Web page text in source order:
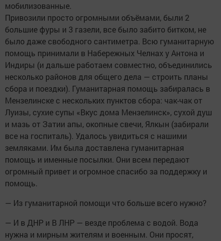
мобилизованные.
Привозили просто огромными объёмами, были 2
большие фуры и 3 газели, все было забито битком, не
было даже свободного сантиметра. Всю гуманитарную
помощь принимали в Набережных Челнах у Антона и
Индиры (и дальше работаем совместно, объединились
несколько районов для общего дела — строить планы
сбора и поездки). Гуманитарная помощь забиралась в
Мензелинске с нескольких пунктов сбора: чак-чак от
Луизы, сухие супы «Вкус дома Мензелинск», сухой душ
и мазь от Затии апы, окопные свечи, Ялкын (забирали
все на госпиталь). Удалось увидиться с нашими
земляками. Им была доставлена гуманитарная
помощь и именные посылки. Они всем передают
огромный привет и огромное спасибо за поддержку и
помощь.
— Из гуманитарной помощи что больше всего нужно?
— И в ДНР и В ЛНР — везде проблема с водой. Вода
нужна и мирным жителям и военным. Они просят,